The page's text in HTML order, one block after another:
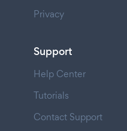
Privacy
Support
Help Center
Tutorials
Contact Support